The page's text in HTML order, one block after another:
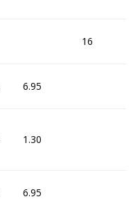
16
6.95
1.30
6.95